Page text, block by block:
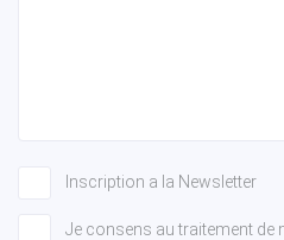
Inscription a la Newsletter
Je consens au traitement de